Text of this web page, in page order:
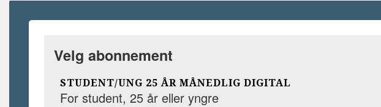
Velg abonnement
STUDENT/UNG 25 ÅR MÅNEDLIG DIGITAL
For student, 25 år eller yngre